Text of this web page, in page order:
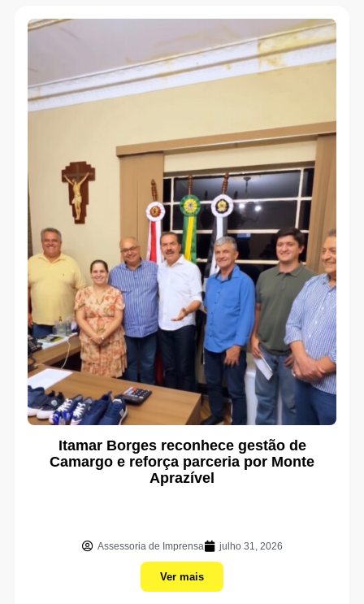
Itamar Borges reconhece gestão de
Camargo e reforça parceria por Monte
Aprazível
Assessoria de Imprensa julho 31, 2026
Ver mais